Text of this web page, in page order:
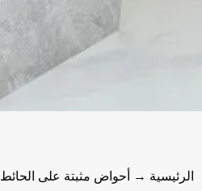
الرئيسية → أحواض مثبتة على الحائط